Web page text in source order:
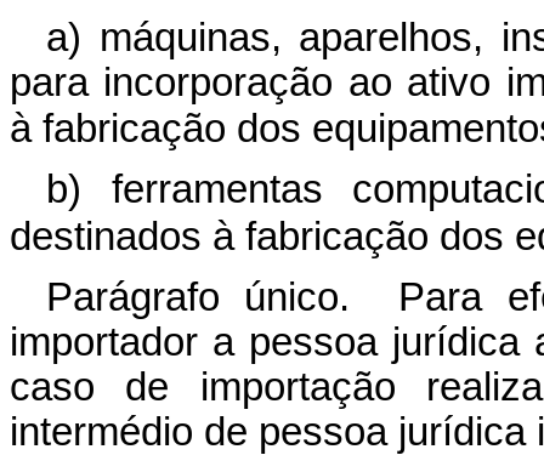
a) máquinas, aparelhos,
para incorporação ao ativo
à fabricação dos
b) ferramentas
destinados à fabricação dos
Parágrafo único. Para
importador a pessoa jurídica
caso de importação
intermédio de pessoa jurídica